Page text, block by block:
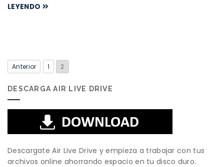
LEYENDO
Anterior 1 2
DESCARGA AIR LIVE DRIVE
Descargate Air Live Drive y empieza a trabajar con tus
archivos online ahorrando espacio en tu disco duro.